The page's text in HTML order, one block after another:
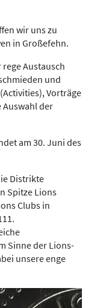
wir uns zu
in Großefehn.
Austausch
und
Vorträge
der
am 30. Juni des
Distrikte
Spitze Lions
Clubs in
Sinne der Lions-
unsere enge